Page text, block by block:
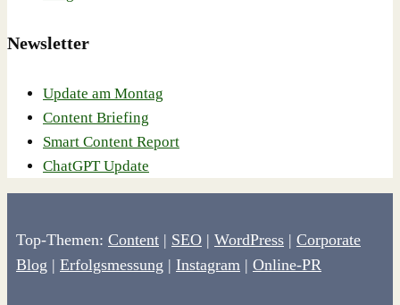
Newsletter
Update am Montag
Content Briefing
Smart Content Report
ChatGPT Update
Top-Themen: Content | SEO | WordPress | Corporate
Blog | Erfolgsmessung | Instagram | Online-PR